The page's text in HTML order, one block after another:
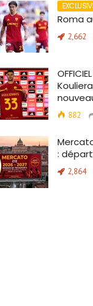
Roma
2,662
882
:
2,864